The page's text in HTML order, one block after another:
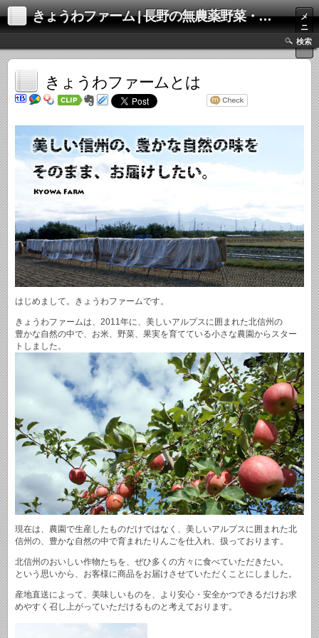
きょうわファーム | 長野の無農薬野菜・お米・りんご通販
メ
ニ
ュ
ー
検索
きょうわファームとは
はじめまして。きょうわファームです。
きょうわファームは、2011年に、美しいアルプスに囲まれた北信州の
豊かな自然の中で、お米、野菜、果実を育てている小さな農園からスター
トしました。
現在は、農園で生産したものだけではなく、美しいアルプスに囲まれた北
信州の、豊かな自然の中で育まれたりんごを仕入れ、扱っております。
北信州のおいしい作物たちを、ぜひ多くの方々に食べていただきたい。
という思いから、お客様に商品をお届けさせていただくことにしました。
産地直送によって、美味しいものを、より安心・安全かつできるだけお求
めやすく召し上がっていただけるものと考えております。